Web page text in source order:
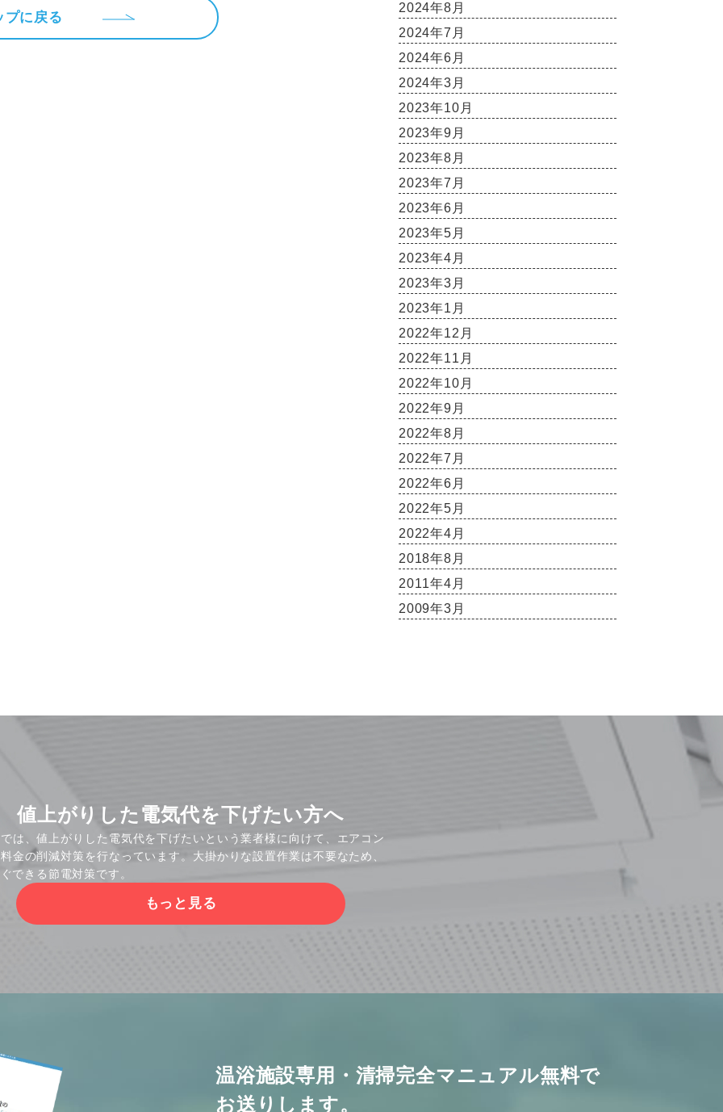
プに戻る
2024年8月
2024年7月
2024年6月
2024年3月
2023年10月
2023年9月
2023年8月
2023年7月
2023年6月
2023年5月
2023年4月
2023年3月
2023年1月
2022年12月
2022年11月
2022年10月
2022年9月
2022年8月
2022年7月
2022年6月
2022年5月
2022年4月
2018年8月
2011年4月
2009年3月
値上がりした電気代を下げたい方へ
は、値上がりした電気代を下げたいという業者様に向けて、エアコン
金の削減対策を行なっています。大掛かりな設置作業は不要なため、
できる節電対策です。
もっと見る
温浴施設専用・清掃完全マニュアル無料で
お送りします。